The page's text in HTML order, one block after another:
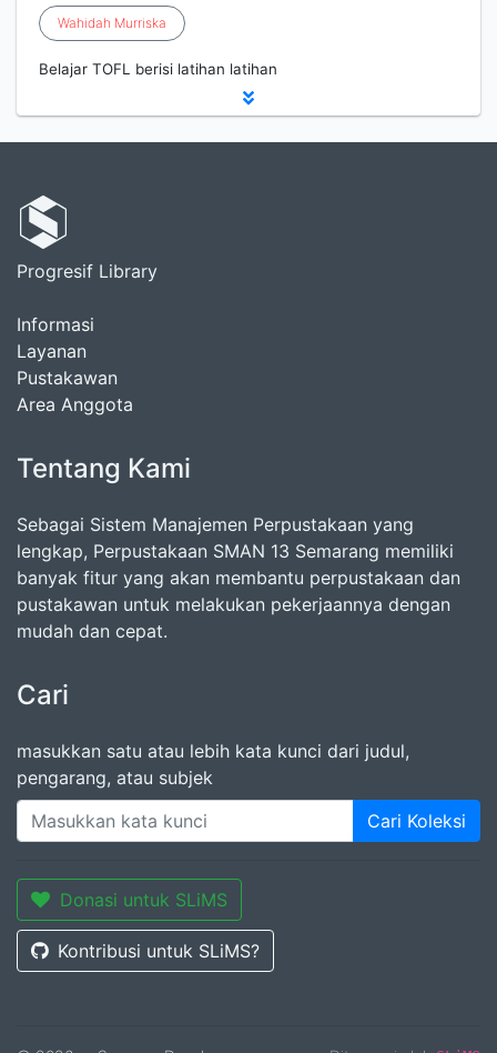
Wahidah Murriska
Belajar TOFL berisi latihan latihan
Progresif Library
Informasi
Layanan
Pustakawan
Area Anggota
Tentang Kami
Sebagai Sistem Manajemen Perpustakaan yang
lengkap, Perpustakaan SMAN 13 Semarang memiliki
banyak fitur yang akan membantu perpustakaan dan
pustakawan untuk melakukan pekerjaannya dengan
mudah dan cepat.
Cari
masukkan satu atau lebih kata kunci dari judul,
pengarang, atau subjek
Cari Koleksi
Donasi untuk SLiMS
Kontribusi untuk SLiMS?